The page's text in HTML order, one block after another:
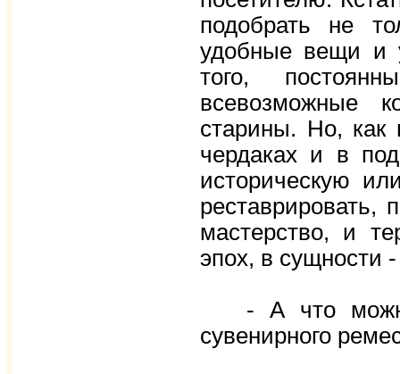
подобрать не
удобные вещи и
того,
всевозможные
старины. Но, как
чердаках и в
историческую
реставрировать,
мастерство, и
эпох, в сущности
- А что можно
сувенирного